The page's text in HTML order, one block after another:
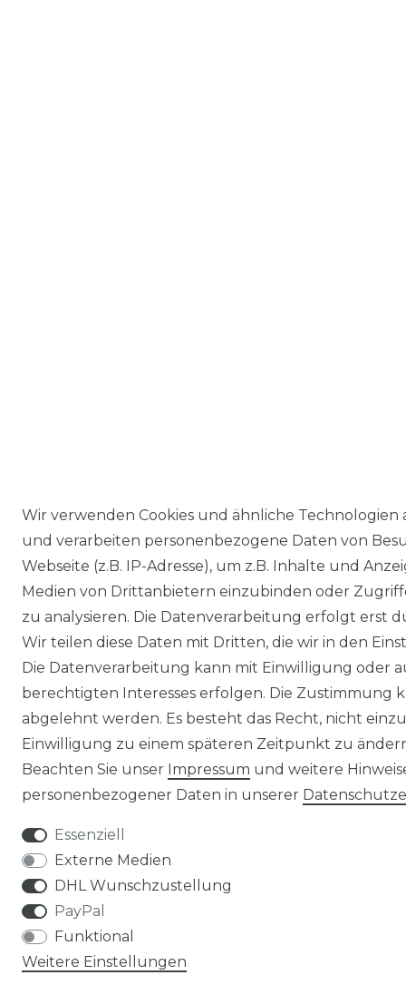
Wir verwenden Cookies und ähnliche Technologien
und verarbeiten personenbezogene Daten von
Webseite (z.B. IP-Adresse), um z.B. Inhalte und
Medien von Drittanbietern einzubinden oder
zu analysieren. Die Datenverarbeitung erfolgt erst
Wir teilen diese Daten mit Dritten, die wir in den
Die Datenverarbeitung kann mit Einwilligung oder
berechtigten Interesses erfolgen. Die Zustimmung
abgelehnt werden. Es besteht das Recht, nicht
Einwilligung zu einem späteren Zeitpunkt zu
Beachten Sie unser Impressum und weitere
personenbezogener Daten in unserer
Essenziell
Externe Medien
DHL Wunschzustellung
PayPal
Funktional
Weitere Einstellungen